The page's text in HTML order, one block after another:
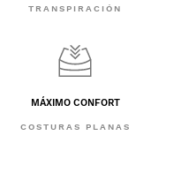
TRANSPIRACIÓN
MÁXIMO CONFORT
COSTURAS PLANAS